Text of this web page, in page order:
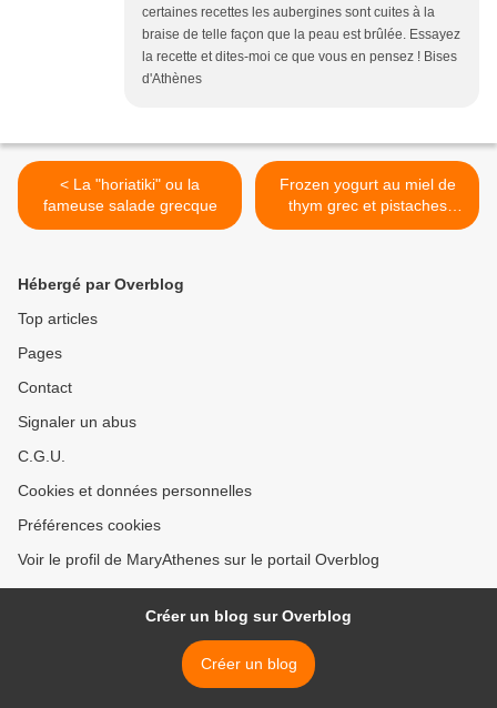
certaines recettes les aubergines sont cuites à la
braise de telle façon que la peau est brûlée. Essayez
la recette et dites-moi ce que vous en pensez ! Bises
d'Athènes
< La "horiatiki" ou la
fameuse salade grecque
Frozen yogurt au miel de
thym grec et pistaches
caramélisées >
Hébergé par Overblog
Top articles
Pages
Contact
Signaler un abus
C.G.U.
Cookies et données personnelles
Préférences cookies
Voir le profil de MaryAthenes sur le portail Overblog
Créer un blog sur Overblog
Créer un blog